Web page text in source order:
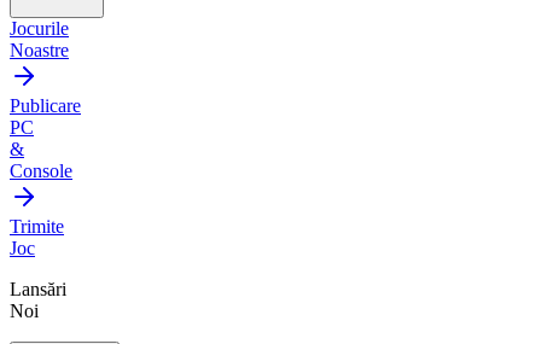
Jocurile
Noastre
Publicare
PC
&
Console
Trimite
Joc
Lansări
Noi